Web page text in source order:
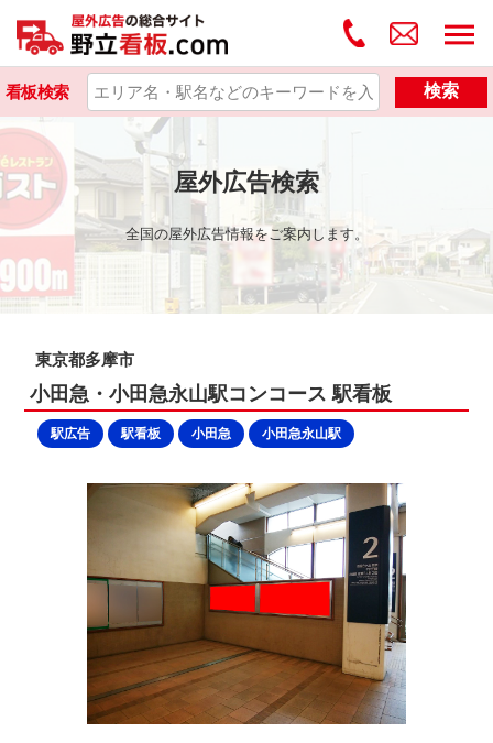
看板検索 検索
屋外広告検索
全国の屋外広告情報をご案内します。
東京都多摩市
小田急・小田急永山駅コンコース 駅看板
駅広告 駅看板 小田急 小田急永山駅